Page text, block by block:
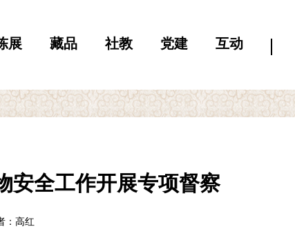
展 藏品 社教 党建 互动
安全工作开展专项督察
：高红